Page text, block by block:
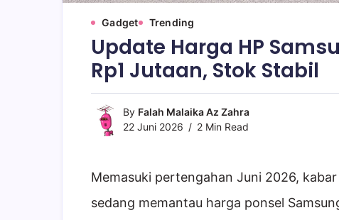
Gadget Trending
Update Harga HP
Rp1 Jutaan, Stok Stabil
By Falah Malaika Az Zahra
22 Juni 2026
2 Min Read
Memasuki pertengahan Juni 2026,
sedang memantau harga ponsel